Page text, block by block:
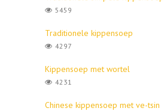
5459
Traditionele kippensoep
4297
Kippensoep met wortel
4231
Chinese kippensoep met ve-tsin